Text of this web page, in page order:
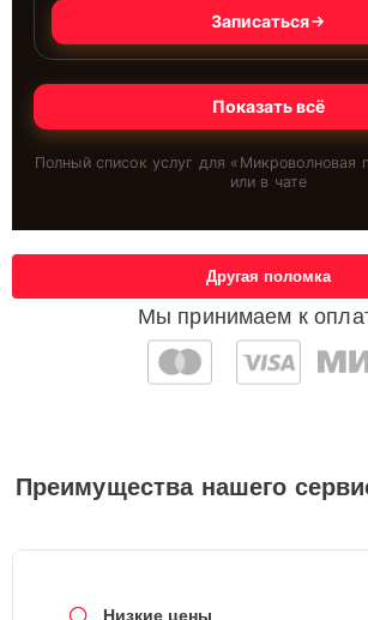
Записаться
Показать всё
Полный список услуг для « Микроволновая
или в чате
Мы принимаем к
Другая поломка
Преимущества нашего
Низкие цены